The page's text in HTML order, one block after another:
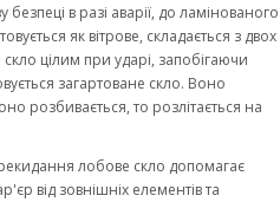
в разі аварії, до ламінованого
як вітрове, складається з двох
цілим при ударі, запобігаючи
загартоване скло. Воно
розбивається, то розлітається на
лобове скло допомагає
від зовнішніх елементів та